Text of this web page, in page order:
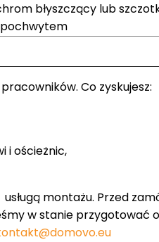
błyszczący lub
pochwytem
Co zyskujesz:
i ościeżnic,
montażu. Przed
w stanie przygotować